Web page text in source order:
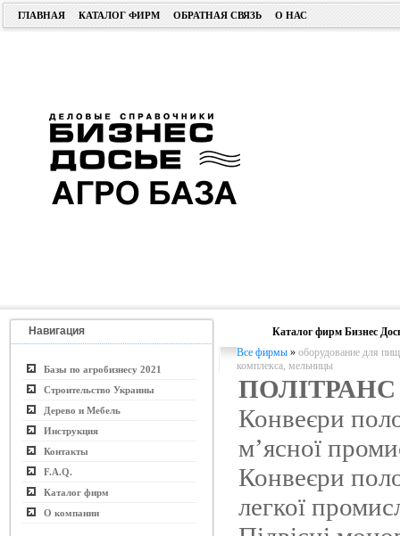
ГЛАВНАЯ КАТАЛОГ ФИРМ ОБРАТНАЯ СВЯЗЬ О НАС
Навигация
Базы по агробизнесу 2021
Строительство Украины
Дерево и Мебель
Инструкция
Контакты
F.A.Q.
Каталог фирм
О компании
Каталог фирм Бизнес
Все фирмы » оборудование для
комплекса, мельницы
ПОЛІТРАНС
Конвеєри
м’ясної
Конвеєри
легкої